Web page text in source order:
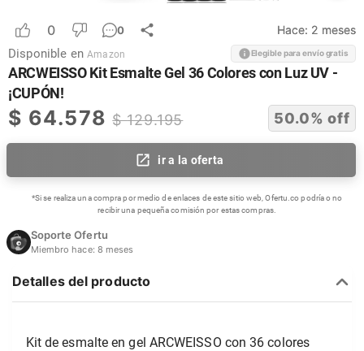
0 0 Hace: 2 meses
Disponible en Amazon Elegible para envío gratis
ARCWEISSO Kit Esmalte Gel 36 Colores con Luz UV -
¡CUPÓN!
$ 64.578 $129.195 50.0% off
ir a la oferta
*Si se realiza una compra por medio de enlaces de este sitio web, Ofertu.co podría o no
recibir una pequeña comisión por estas compras.
Soporte Ofertu
Miembro hace: 8 meses
Detalles del producto
Kit de esmalte en gel ARCWEISSO con 36 colores